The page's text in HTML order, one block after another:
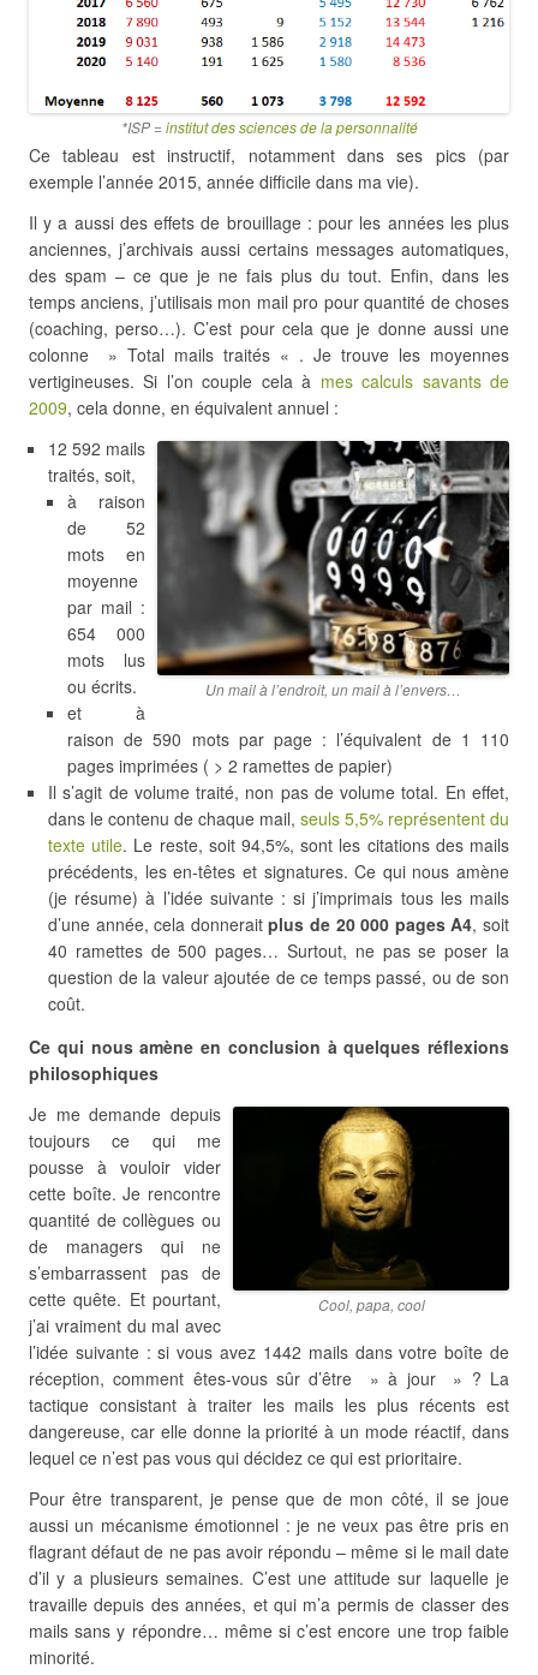
*ISP = institut des sciences de la personnalité
Ce tableau est instructif, notamment dans ses pics (par
exemple l’année 2015, année difficile dans ma vie).
Il y a aussi des effets de brouillage : pour les années les plus
anciennes, j’archivais aussi certains messages automatiques,
des spam – ce que je ne fais plus du tout. Enfin, dans les
temps anciens, j’utilisais mon mail pro pour quantité de choses
(coaching, perso…). C’est pour cela que je donne aussi une
colonne » Total mails traités « . Je trouve les moyennes
vertigineuses. Si l’on couple cela à mes calculs savants de
2009, cela donne, en équivalent annuel :
Un mail à l’endroit, un mail à l’envers…
12 592 mails
traités, soit,
à raison
de 52
mots en
moyenne
par mail :
654 000
mots lus
ou écrits.
et à
raison de 590 mots par page : l’équivalent de 1 110
pages imprimées ( > 2 ramettes de papier)
Il s’agit de volume traité, non pas de volume total. En effet,
dans le contenu de chaque mail, seuls 5,5% représentent du
texte utile. Le reste, soit 94,5%, sont les citations des mails
précédents, les en-têtes et signatures. Ce qui nous amène
(je résume) à l’idée suivante : si j’imprimais tous les mails
d’une année, cela donneraitplus de 20 000 pages A4, soit
40 ramettes de 500 pages… Surtout, ne pas se poser la
question de la valeur ajoutée de ce temps passé, ou de son
coût.
Ce qui nous amène en conclusion à quelques réflexions
philosophiques
Cool, papa, cool
Je me demande depuis
toujours ce qui me
pousse à vouloir vider
cette boîte. Je rencontre
quantité de collègues ou
de managers qui ne
s’embarrassent pas de
cette quête. Et pourtant,
j’ai vraiment du mal avec
l’idée suivante : si vous avez 1442 mails dans votre boîte de
réception, comment êtes-vous sûr d’être » à jour » ? La
tactique consistant à traiter les mails les plus récents est
dangereuse, car elle donne la priorité à un mode réactif, dans
lequel ce n’est pas vous qui décidez ce qui est prioritaire.
Pour être transparent, je pense que de mon côté, il se joue
aussi un mécanisme émotionnel : je ne veux pas être pris en
flagrant défaut de ne pas avoir répondu – même si le mail date
d’il y a plusieurs semaines. C’est une attitude sur laquelle je
travaille depuis des années, et qui m’a permis de classer des
mails sans y répondre… même si c’est encore une trop faible
minorité.